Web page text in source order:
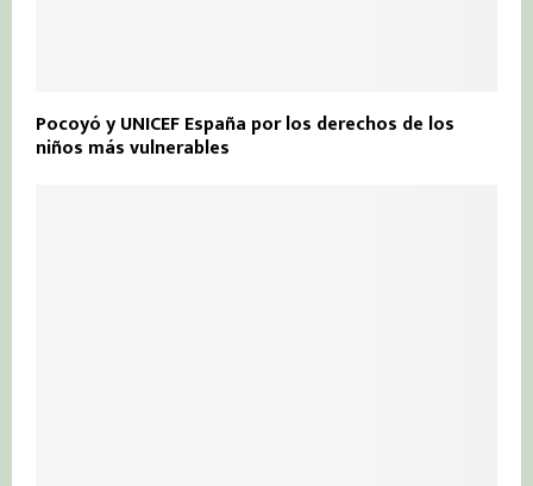
Pocoyó y UNICEF España por los derechos de los
niños más vulnerables